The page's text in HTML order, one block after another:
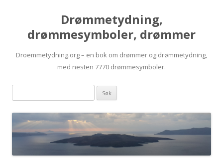
Drømmetydning,
drømmesymboler, drømmer
Droemmetydning.org – en bok om drømmer og drømmetydning,
med nesten 7770 drømmesymboler.
Skip
content
søk: